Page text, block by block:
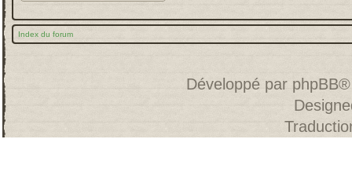
Index du forum
Développé par phpBB®